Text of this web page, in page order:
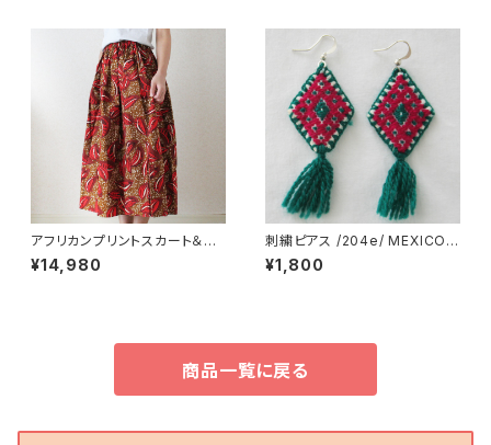
アフリカンプリントスカート＆ヘ
アバンドセット/195a/ &JOURN
EY orginal
¥14,980
刺繍ピアス /204e/ MEXICO
メキシコ
¥1,800
商品一覧に戻る